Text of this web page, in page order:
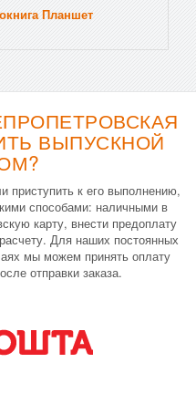
Планшет
ВЫПУСКНОЙ
приступить к его выполнению,
способами: наличными в
карту, внести предоплату
Для наших постоянных
мы можем принять оплату
отправки заказа.